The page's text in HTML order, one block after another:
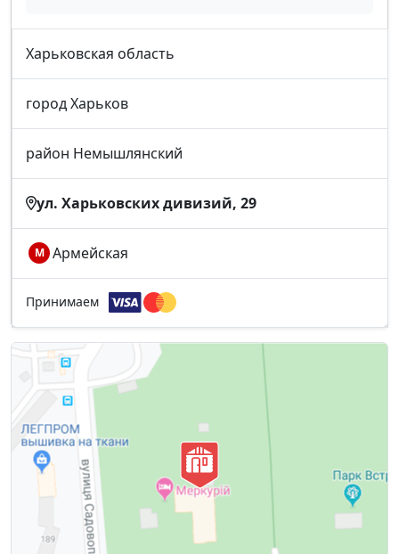
Харьковская область
город Харьков
район Немышлянский
ул. Харьковских дивизий, 29
М Армейская
Принимаем